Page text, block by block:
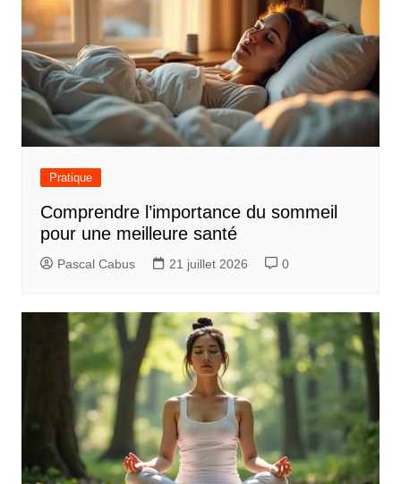
Pratique
Comprendre l’importance du sommeil
pour une meilleure santé
Pascal Cabus 21 juillet 2026 0